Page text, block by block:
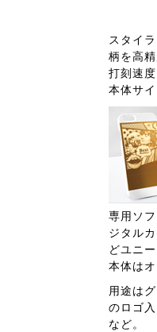
スタイ
柄を高
打刻速
本体サ
専用ソ
ジタル
どユニ
本体はオ
用途は
のロゴ
など。